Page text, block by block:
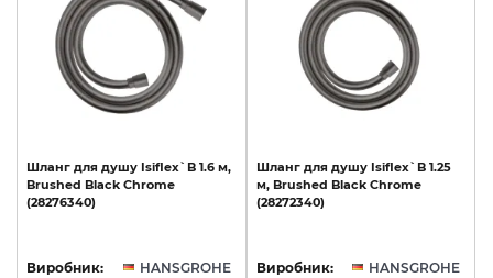
Шланг для душу Isiflex`B 1.6 м,
Brushed Black Chrome
(28276340)
Виробник: HANSGROHE
Шланг для душу Isiflex`B 1.25
м, Brushed Black Chrome
(28272340)
Виробник: HANSGROHE